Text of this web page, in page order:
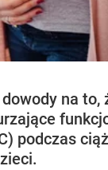
na to,
podczas